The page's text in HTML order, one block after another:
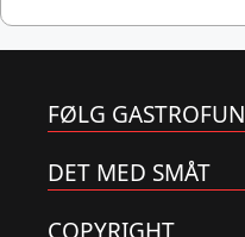
FØLG GASTROFUN
DET MED SMÅT